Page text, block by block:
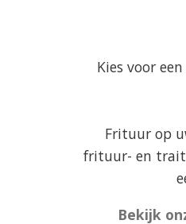
Kies voor
Frituur op
frituur- en
Bekijk